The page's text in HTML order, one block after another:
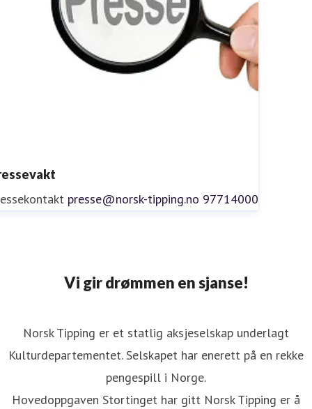
presse@norsk-tipping.no 97714000
Vi gir drømmen en sjanse!
Norsk Tipping er et statlig aksjeselskap underlagt
Kulturdepartementet. Selskapet har enerett på en rekke
pengespill i Norge.
Hovedoppgaven Stortinget har gitt Norsk Tipping er å